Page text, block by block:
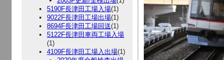
5190F長津田工場入場(1)
9022F長津田工場出場(1)
8694F長津田工場回送(1)
5122F長津田車両工場入場
(1)
4109F長津田工場入出場(1)